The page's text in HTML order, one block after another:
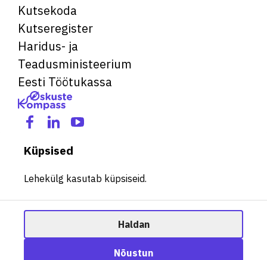
Ametisoovitaja
Kutsekoda
Kutseregister
Haridus- ja
Teadusministeerium
Eesti Töötukassa
Küpsised
Lehekülg kasutab küpsiseid.
Haldan
Nõustun